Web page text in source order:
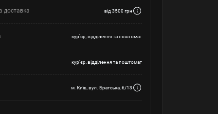
доставка від 3500 грн
кур'єр, відділення та поштомат
кур'єр, відділення та поштомат
м. Київ, вул. Братська, 6/13